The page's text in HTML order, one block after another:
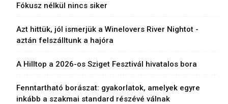
Fókusz nélkül nincs siker
Azt hittük, jól ismerjük a Winelovers River Nightot -
aztán felszálltunk a hajóra
A Hilltop a 2026-os Sziget Fesztivál hivatalos bora
Fenntartható borászat: gyakorlatok, amelyek egyre
inkább a szakmai standard részévé válnak